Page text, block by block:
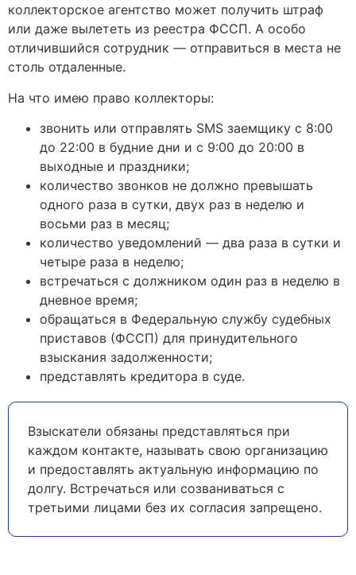
коллекторское агентство может получить штраф
или даже вылететь из реестра ФССП. А особо
отличившийся сотрудник — отправиться в места не
столь отдаленные.
На что имею право коллекторы:
звонить или отправлять SMS заемщику с 8:00
до 22:00 в будние дни и с 9:00 до 20:00 в
выходные и праздники;
количество звонков не должно превышать
одного раза в сутки, двух раз в неделю и
восьми раз в месяц;
количество уведомлений — два раза в сутки и
четыре раза в неделю;
встречаться с должником один раз в неделю в
дневное время;
обращаться в Федеральную службу судебных
приставов (ФССП) для принудительного
взыскания задолженности;
представлять кредитора в суде.
Взыскатели обязаны представляться при
каждом контакте, называть свою организацию
и предоставлять актуальную информацию по
долгу. Встречаться или созваниваться с
третьими лицами без их согласия запрещено.